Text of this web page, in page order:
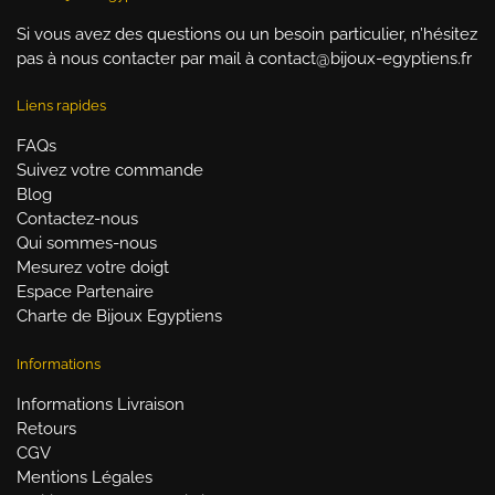
Si vous avez des questions ou un besoin particulier, n’hésitez
pas à nous contacter par mail à contact@bijoux-egyptiens.fr
Liens rapides
FAQs
Suivez votre commande
Blog
Contactez-nous
Qui sommes-nous
Mesurez votre doigt
Espace Partenaire
Charte de Bijoux Egyptiens
Informations
Informations Livraison
Retours
CGV
Mentions Légales